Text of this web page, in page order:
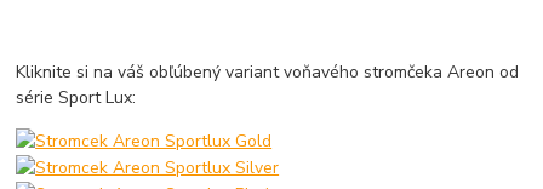
Kliknite si na váš obľúbený variant voňavého stromčeka Areon od
série Sport Lux: